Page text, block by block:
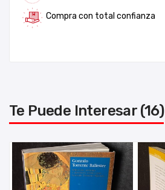
Compra con total confianza
Te Puede Interesar (16)